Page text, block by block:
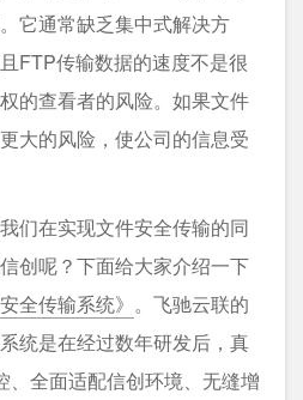
它通常缺乏集中式解决方
FTP传输数据的速度不是很
的查看者的风险。如果文件
大的风险，使公司的信息受
们在实现文件安全传输的同
创呢？下面给大家介绍一下
全传输系统》 。飞驰云联的
统是在经过数年研发后，真
、全面适配信创环境、无缝增